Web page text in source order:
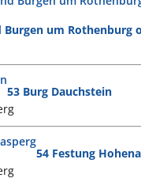
Burgen um Rothenburg
53 Burg Dauchstein
54 Festung